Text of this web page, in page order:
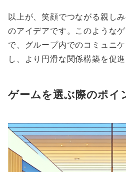
以上が、笑顔でつながる親し
のアイデアです。このような
で、グループ内でのコミュニ
し、より円滑な関係構築を促
ゲームを選ぶ際のポイ